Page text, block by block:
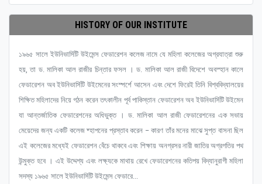
HISTORY OF OUR INSTITUTE
১৯৬৫ সালে ইউনিভার্সিটি উইমেন্স ফেডারেশন কলেজ নামে যে মহিলা কলেজের অগ্রযাত্রা শুরু
হয়, তা ড. মালিকা আল রাজীর চিন্তার ফসল । ড. মালিকা আল রাজী বিদেশে অবস্হান কালে
ফেডারেশন অব ইউনিভার্সিটি উইমেনের সংস্পর্শে আসেন এবং দেশে ফিরেই তিনি বিশ্ববিদ্যালয়ের
শিক্ষিত মহিলাদের নিয়ে গঠন করেন তৎকালীন পূর্ব পাকিস্তান ফেডারেশন অব ইউনিভার্সিটি উইমেন
যা আন্তর্জাতিক ফেডারেশনের অধিভুক্ত । ড. মালিকা আল রাজী ফেডারেশনের এক সভায়
মেয়েদের জন্য একটি কলেজ ষ্হাপনের প্রস্তাব করেন – কারণ তাঁর মনের মাঝে সুপ্ত বাসনা ছিল
এই কলেজের মধ্যেই ফেডারেশন বেঁচে থাকবে এবং শিক্ষায় অনগ্রসর নারী জাতির অগ্রগতির পথ
উন্মুক্ত হবে । এই উদ্দেশ্য এবং লক্ষ্যকে মাথায় রেখে ফেডারেশনের কতিপয় বিদ্যানুরাগী মহিলা
সদস্য ১৯৬৫ সালে ইউনিভার্সিটি উইমেন্স ফেডারে...